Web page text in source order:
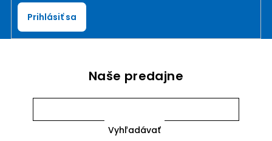
Prihlásiť sa
Naše predajne